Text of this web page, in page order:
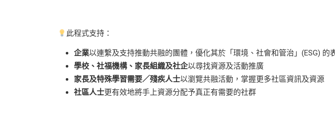
此程式支持：
企業以連繫及支持推動共融的團體，優化其於「環境、社會和管治」(ESG) 的
學校、社福機構、家長組織及社企以尋找資源及活動推廣
家長及特殊學習需要／殘疾人士以瀏覽共融活動，掌握更多社區資訊及資源
社區人士更有效地將手上資源分配予真正有需要的社群